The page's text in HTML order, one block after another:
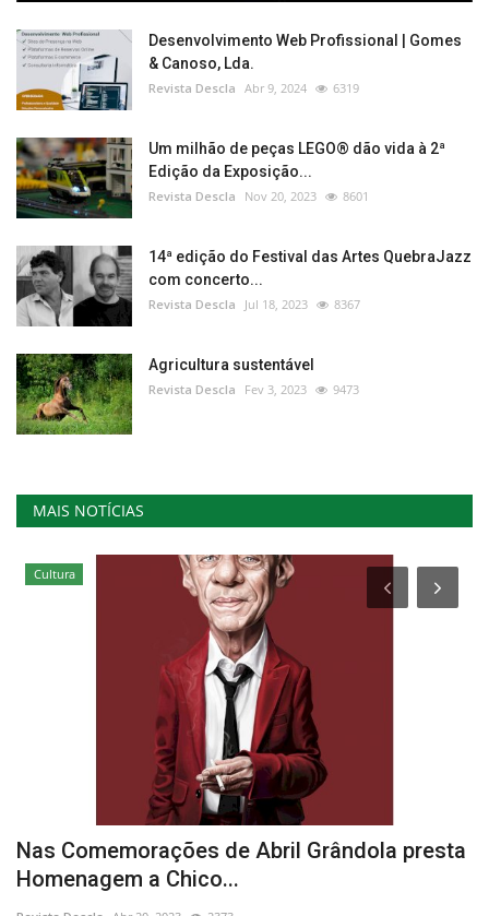
Desenvolvimento Web Profissional | Gomes
& Canoso, Lda.
Revista Descla Abr 9, 2024 6319
Um milhão de peças LEGO® dão vida à 2ª
Edição da Exposição...
Revista Descla Nov 20, 2023 8601
14ª edição do Festival das Artes QuebraJazz
com concerto...
Revista Descla Jul 18, 2023 8367
Agricultura sustentável
Revista Descla Fev 3, 2023 9473
MAIS NOTÍCIAS
Cultura
Nas Comemorações de Abril Grândola presta
Homenagem a Chico...